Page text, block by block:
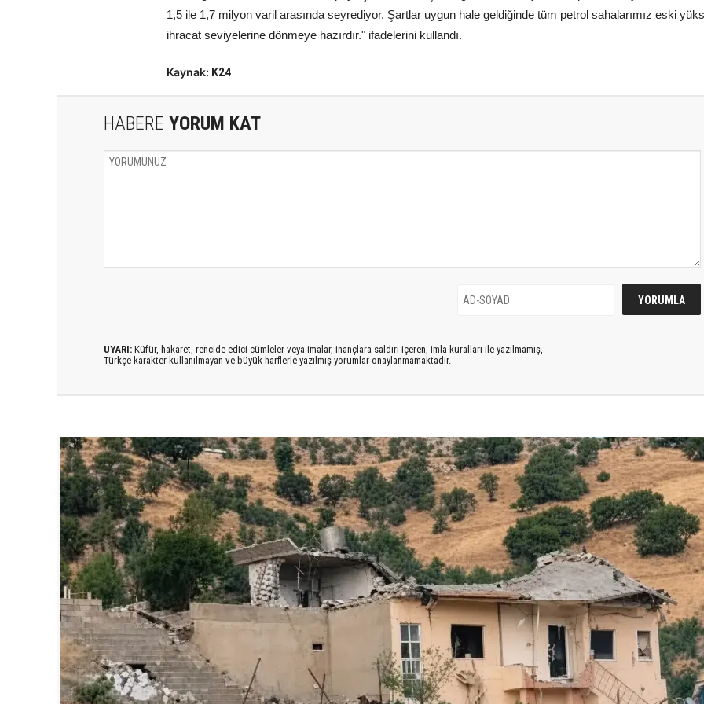
1,5 ile 1,7 milyon varil arasında seyrediyor. Şartlar uygun hale geldiğinde tüm petrol sahalarımız eski
ihracat seviyelerine dönmeye hazırdır." ifadelerini kullandı.
Kaynak: K24
HABERE YORUM KAT
UYARI: Küfür, hakaret, rencide edici cümleler veya imalar, inançlara saldırı içeren, imla kuralları ile yazılmamış,
Türkçe karakter kullanılmayan ve büyük harflerle yazılmış yorumlar onaylanmamaktadır.